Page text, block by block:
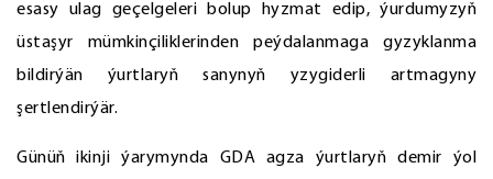
esasy ulag geçelgeleri bolup hyzmat edip, ýurdumyzyň
üstaşyr mümkinçiliklerinden peýdalanmaga gyzyklanma
bildirýän ýurtlaryň sanynyň yzygiderli artmagyny
şertlendirýär.
Günüň ikinji ýarymynda GDA agza ýurtlaryň demir ýol